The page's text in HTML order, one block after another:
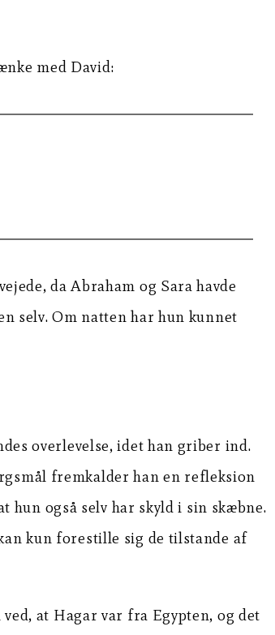
med David:
da Abraham og Sara havde
selv. Om natten har hun kunnet
overlevelse, idet han griber ind.
fremkalder han en refleksion
hun også selv har skyld i sin skæbne.
kun forestille sig de tilstande af
at Hagar var fra Egypten, og det